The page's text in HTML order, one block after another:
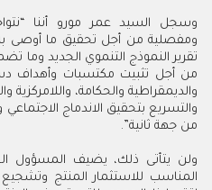
وسجل السيد عمر مورو أننا
ومفصلية من أجل تحقيق ما أوصى به
تقرير النموذج التنموي الجديد وما
والديمقراطية والحكامة، واللامركزية
والتسريع بتحقيق الاندماج
من جهة ثانية”.
ولن يتأتى ذلك، يضيف المسؤول
المناسب للاستثمار المنتج وتشجيع